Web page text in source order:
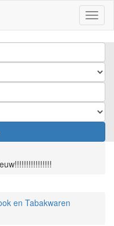
en Tabakwaren